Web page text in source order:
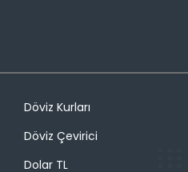
Döviz Kurları
Döviz Çevirici
Dolar TL